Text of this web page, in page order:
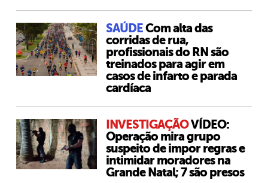
SAÚDECom alta das
corridas de rua,
profissionais do RN são
treinados para agir em
casos de infarto e parada
cardíaca
INVESTIGAÇÃOVÍDEO:
Operação mira grupo
suspeito de impor regras e
intimidar moradores na
Grande Natal; 7 são presos